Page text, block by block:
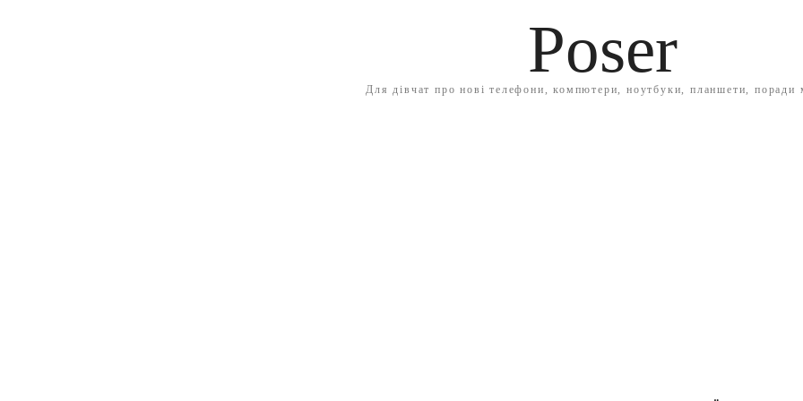
Poser
Для дівчат про нові телефони, компютери, ноутбуки, планшети, поради